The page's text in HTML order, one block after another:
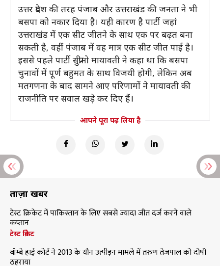
उत्तर प्रदेश की तरह पंजाब और उत्तराखंड की जनता ने भी
बसपा को नकार दिया है। यही कारण है पार्टी जहां
उत्तराखंड में एक सीट जीतने के साथ एक पर बढ़त बना
सकती है, वहीं पंजाब में वह मात्र एक सीट जीत पाई है।
इससे पहले पार्टी सुप्रीमो मायावती ने कहा था कि बसपा
चुनावों में पूर्ण बहुमत के साथ विजयी होगी, लेकिन अब
मतगणना के बाद सामने आए परिणामों ने मायावती की
राजनीति पर सवाल खड़े कर दिए हैं।
आपने पूरा पढ़ लिया है
ताज़ा खबरें
टेस्ट क्रिकेट में पाकिस्तान के लिए सबसे ज्यादा जीत दर्ज करने वाले
कप्तान
टेस्ट क्रिकेट
बॉम्बे हाई कोर्ट ने 2013 के यौन उत्पीड़न मामले में तरुण तेजपाल को दोषी
ठहराया